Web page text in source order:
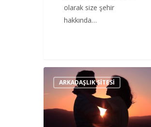
olarak size şehir
hakkında…
Kahramanmaraş
Arkadaşlık
Sitesi
ARKADAŞLIK SITESI